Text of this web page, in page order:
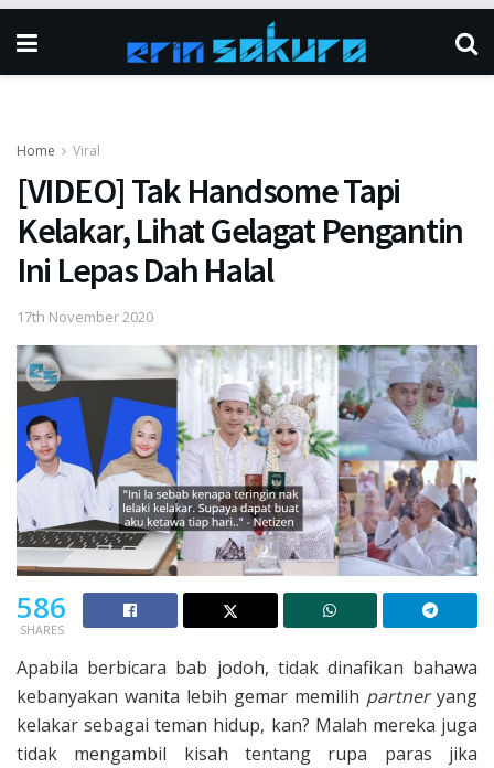
Home Viral
[VIDEO] Tak Handsome Tapi
Kelakar, Lihat Gelagat Pengantin
Ini Lepas Dah Halal
17th November 2020
586
SHARES
Apabila berbicara bab jodoh, tidak dinafikan bahawa
kebanyakan wanita lebih gemar memilih partneryang
kelakar sebagai teman hidup, kan? Malah mereka juga
tidak mengambil kisah tentang rupa paras jika